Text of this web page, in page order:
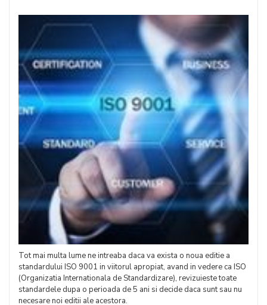
Tot mai multa lume ne intreaba daca va exista o noua editie a
standardului ISO 9001 in viitorul apropiat, avand in vedere ca ISO
(Organizatia Internationala de Standardizare), revizuieste toate
standardele dupa o perioada de 5 ani si decide daca sunt sau nu
necesare noi editii ale acestora.